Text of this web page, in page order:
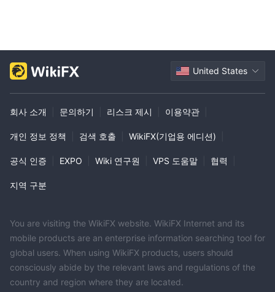
United States
회사 소개 문의하기 리스크 제시 이용약관
개인 정보 정책 검색 호출 WikiFX(기업용 에디션)
공식 인증 EXPO Wiki 연구원 VPS 도움말 협력
지역 구분
You are visiting the WikiFX website. WikiFX Internet and its
mobile products are an enterprise information searching tool for
global users. When using WikiFX products, users should
consciously abide by the relevant laws and regulations of the
country and region where they are located.